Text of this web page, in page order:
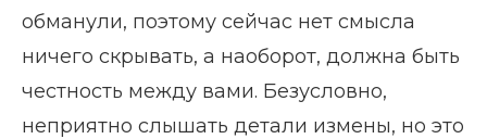
обманули, поэтому сейчас нет смысла
ничего скрывать, а наоборот, должна быть
честность между вами. Безусловно,
неприятно слышать детали измены, но это